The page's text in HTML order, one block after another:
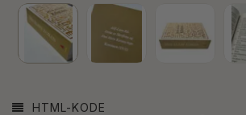
HTML-KODE